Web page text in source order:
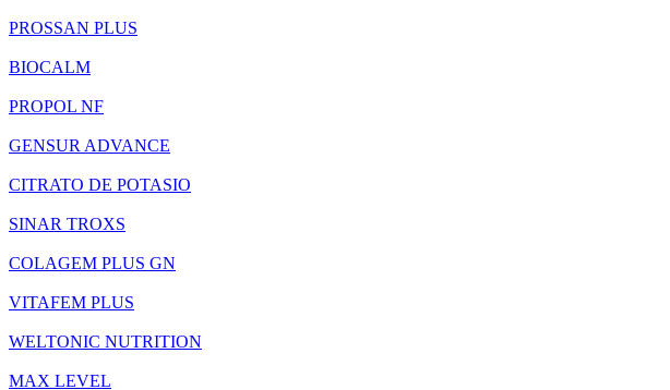
PROSSAN PLUS
BIOCALM
PROPOL NF
GENSUR ADVANCE
CITRATO DE POTASIO
SINAR TROXS
COLAGEM PLUS GN
VITAFEM PLUS
WELTONIC NUTRITION
MAX LEVEL